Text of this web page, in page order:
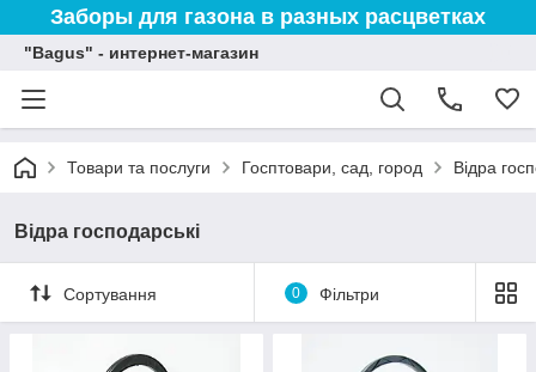
Заборы для газона в разных расцветках
"Bagus" - интернет-магазин
Товари та послуги Госптовари, сад, город Відра
Відра господарські
Сортування 0 Фільтри